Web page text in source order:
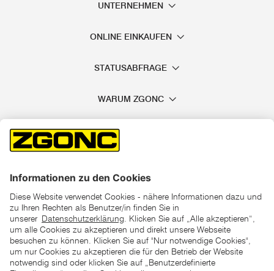
UNTERNEHMEN
ONLINE EINKAUFEN
STATUSABFRAGE
WARUM ZGONC
*der "statt"-Preis ist der niedrigste von uns in den letzten 30
Tagen vor Beginn dieser Aktion verlangte Preis